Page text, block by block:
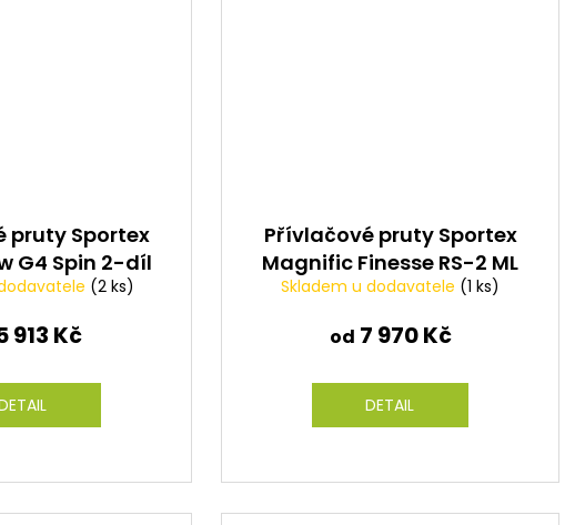
pruty Sportex
G4 Spin 2-díl
(2 ks)
913 Kč
Přívlačové pruty Sportex
Magnific Finesse RS-2 ML
2-díl
Skladem u dodavatele (1 ks)
od 7 970 Kč
DETAIL